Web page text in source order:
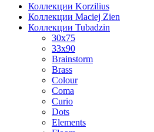
Коллекции Korzilius
Коллекции Maciej Zien
Коллекции Tubadzin
30x75
33x90
Brainstorm
Brass
Colour
Coma
Curio
Dots
Elements